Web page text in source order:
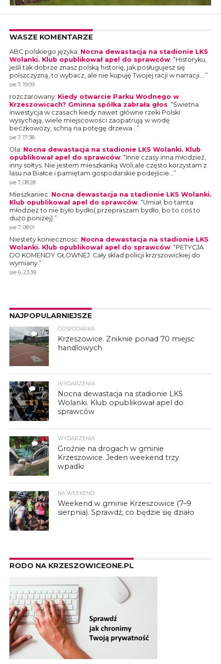
WASZE KOMENTARZE
ABC polskiego języka: Nocna dewastacja na stadionie LKS
Wolanki. Klub opublikował apel do sprawców: “Historyku,
jeśli tak dobrze znasz polską historię, jak posługujesz się
polszczyzną, to wybacz, ale nie kupuję Twojej racji w narracji.…”
sie 7, 19:09
rozczarowany: Kiedy otwarcie Parku Wodnego w
Krzeszowicach? Gminna spółka zabrała głos: “Świetna
inwestycja w czasach kiedy nawet główne rzeki Polski
wysychają, wiele miejscowości zaopatrują w wodę
beczkowozy, schną na potęgę drzewa…”
sie 7, 17:38
Ola: Nocna dewastacja na stadionie LKS Wolanki. Klub
opublikował apel do sprawców: “Inne czasy inna młodzież,
inny sołtys. Nie jestem mieszkanką Woli,ale często korzystam z
lasu na Białce i pamiętam gospodarskie podejście…”
sie 7, 08:28
Mieszkaniec: Nocna dewastacja na stadionie LKS Wolanki.
Klub opublikował apel do sprawców: “Umiał, bo tamta
młodzież to nie było bydło( przepraszam bydło, bo to coś to
dużo poniżej).”
sie 7, 08:01
Niestety koniecznosc: Nocna dewastacja na stadionie LKS
Wolanki. Klub opublikował apel do sprawców: “PETYCJA
DO KOMENDY GŁOWNEJ: Cały sklad policji krzrszowickiej do
wymiany.”
sie 6, 23:39
NAJPOPULARNIEJSZE
7
GOSPODARKA
Krzeszowice. Zniknie ponad 70 miejsc
handlowych
17
WYDARZENIA
Nocna dewastacja na stadionie LKS
Wolanki. Klub opublikował apel do
sprawców
3
WYDARZENIA
Groźnie na drogach w gminie
Krzeszowice. Jeden weekend trzy
wpadki
NA WEEKEND
Weekend w gminie Krzeszowice (7–9
sierpnia). Sprawdź, co będzie się działo
RODO NA KRZESZOWICEONE.PL